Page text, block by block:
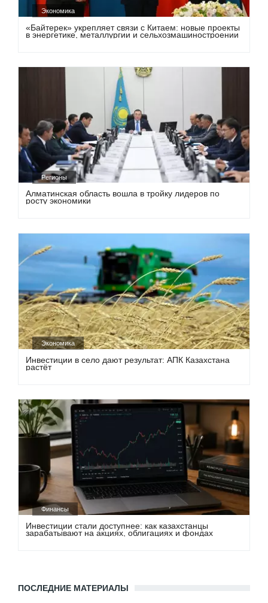
Экономика
«Байтерек» укрепляет связи с Китаем: новые проекты
в энергетике, металлургии и сельхозмашиностроении
Регионы
Алматинская область вошла в тройку лидеров по
росту экономики
Экономика
Инвестиции в село дают результат: АПК Казахстана
растёт
Финансы
Инвестиции стали доступнее: как казахстанцы
зарабатывают на акциях, облигациях и фондах
ПОСЛЕДНИЕ МАТЕРИАЛЫ